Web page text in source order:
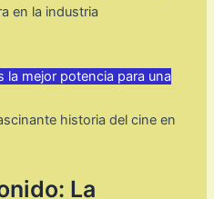
en la industria
la mejor potencia para una
historia del cine en
La